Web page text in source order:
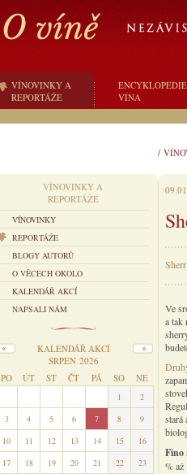
VÍNOVINKY A
REPORTÁŽE
ENCYKLOPEDIE
VÍNA
/
VÍNOVINKY A
REPORTÁŽE
VÍNOVINKY
REPORTÁŽE
BLOGY AUTORŮ
O VĚCECH OKOLO
KALENDÁŘ AKCÍ
NAPSALI NÁM
KALENDÁŘ AKCÍ
SRPEN 2026
PO
ÚT ST ČT PÁ SO NE
1
2
3
4 5 6 7 8
9
10
11 12 13 14 15
16
17
18 19 20 21 22
23
Ve
a tak
stará
Fino
% až